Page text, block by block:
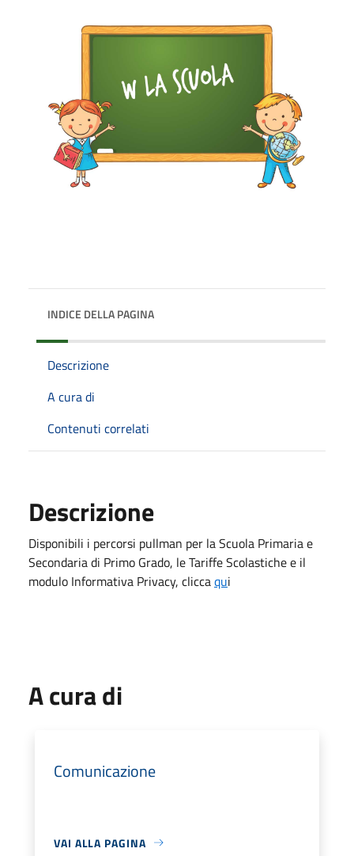
INDICE DELLA PAGINA
Descrizione
A cura di
Contenuti correlati
Descrizione
Disponibili i percorsi pullman per la Scuola Primaria e
Secondaria di Primo Grado, le Tariffe Scolastiche e il
modulo Informativa Privacy, cliccaqui
A cura di
Comunicazione
VAI ALLA PAGINA